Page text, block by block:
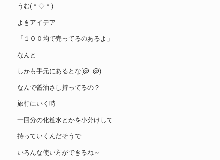
うむ(＾◇＾)
よきアイデア
「１００均で売ってるのあるよ」
なんと
しかも手元にあるとな(@_@)
なんで醤油さし持ってるの？
旅行にいく時
一回分の化粧水とかを小分けして
持っていくんだそうで
いろんな使い方ができるね～